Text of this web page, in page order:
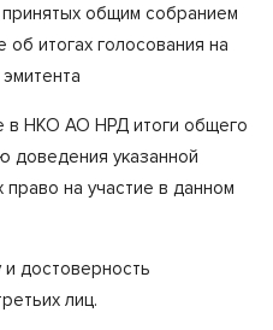
общим собранием
об итогах голосования на
в НКО АО НРД итоги общего
доведения указанной
на участие в данном
достоверность
лиц.